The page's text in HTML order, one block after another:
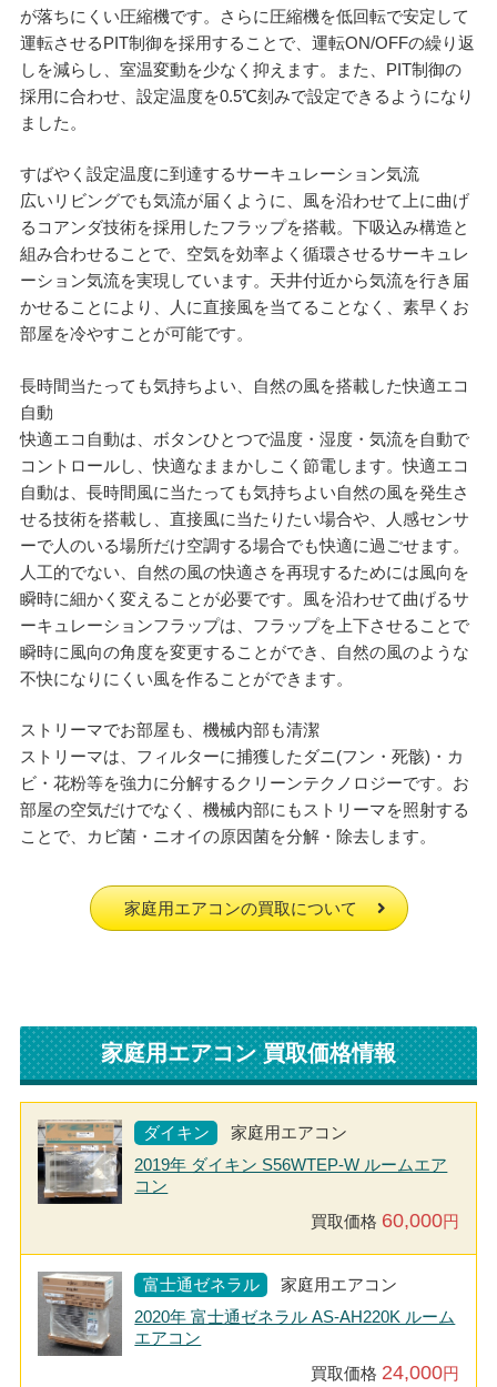
が落ちにくい圧縮機です。さらに圧縮機を低回転で安定して
運転させるPIT制御を採用することで、運転ON/OFFの繰り返
しを減らし、室温変動を少なく抑えます。また、PIT制御の
採用に合わせ、設定温度を0.5℃刻みで設定できるようになり
ました。
すばやく設定温度に到達するサーキュレーション気流
広いリビングでも気流が届くように、風を沿わせて上に曲げ
るコアンダ技術を採用したフラップを搭載。下吸込み構造と
組み合わせることで、空気を効率よく循環させるサーキュレ
ーション気流を実現しています。天井付近から気流を行き届
かせることにより、人に直接風を当てることなく、素早くお
部屋を冷やすことが可能です。
長時間当たっても気持ちよい、自然の風を搭載した快適エコ
自動
快適エコ自動は、ボタンひとつで温度・湿度・気流を自動で
コントロールし、快適なままかしこく節電します。快適エコ
自動は、長時間風に当たっても気持ちよい自然の風を発生さ
せる技術を搭載し、直接風に当たりたい場合や、人感センサ
ーで人のいる場所だけ空調する場合でも快適に過ごせます。
人工的でない、自然の風の快適さを再現するためには風向を
瞬時に細かく変えることが必要です。風を沿わせて曲げるサ
ーキュレーションフラップは、フラップを上下させることで
瞬時に風向の角度を変更することができ、自然の風のような
不快になりにくい風を作ることができます。
ストリーマでお部屋も、機械内部も清潔
ストリーマは、フィルターに捕獲したダニ(フン・死骸)・カ
ビ・花粉等を強力に分解するクリーンテクノロジーです。お
部屋の空気だけでなく、機械内部にもストリーマを照射する
ことで、カビ菌・ニオイの原因菌を分解・除去します。
家庭用エアコンの買取について
家庭用エアコン 買取価格情報
ダイキン
家庭用エアコン
2019年 ダイキン S56WTEP-W ルームエア
コン
買取価格 60,000円
富士通ゼネラル
家庭用エアコン
2020年 富士通ゼネラル AS-AH220K ルーム
エアコン
買取価格 24,000円